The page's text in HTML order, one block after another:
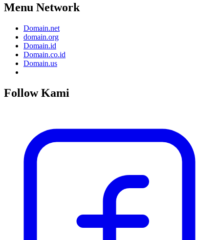
Menu Network
Domain.net
domain.org
Domain.id
Domain.co.id
Domain.us
Follow Kami